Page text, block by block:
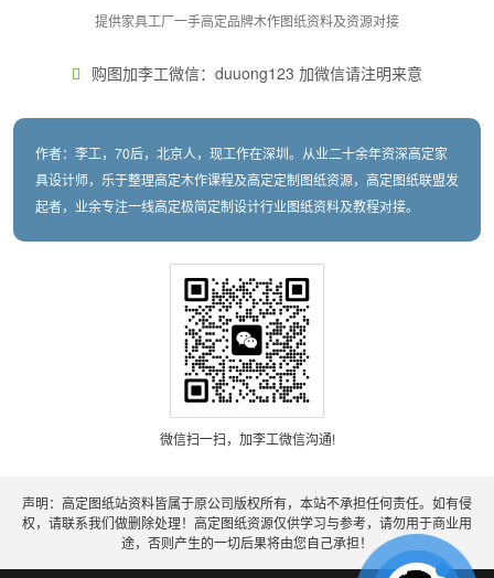
提供家具工厂一手高定品牌木作图纸资料及资源对接
购图加李工微信：duuong123 加微信请注明来意
作者：李工，70后，北京人，现工作在深圳。从业二十余年资深高定家
具设计师，乐于整理高定木作课程及高定定制图纸资源，高定图纸联盟发
起者，业余专注一线高定极简定制设计行业图纸资料及教程对接。
微信扫一扫，加李工微信沟通!
声明：高定图纸站资料皆属于原公司版权所有，本站不承担任何责任。如有侵
权，请联系我们做删除处理！高定图纸资源仅供学习与参考，请勿用于商业用
途，否则产生的一切后果将由您自己承担！